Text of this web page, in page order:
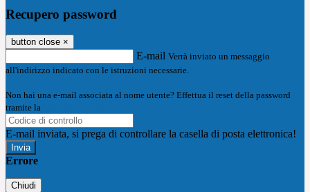
Recupero password
button close ×
E-mail Verrà inviato un messaggio
all'indirizzo indicato con le istruzioni necessarie.
Non hai una e-mail associata al nome utente? Effettua il reset della password
tramite la
E-mail inviata, si prega di controllare la casella di posta elettronica!
Errore
Chiudi